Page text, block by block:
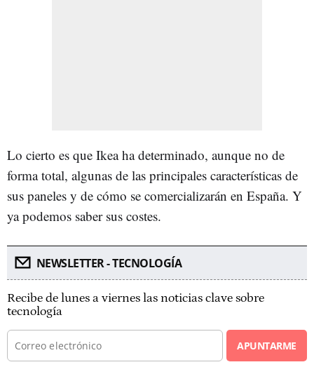
Lo cierto es que Ikea ha determinado, aunque no de
forma total, algunas de las principales características de
sus paneles y de cómo se comercializarán en España. Y
ya podemos saber sus costes.
NEWSLETTER - TECNOLOGÍA
Recibe de lunes a viernes las noticias clave sobre
tecnología
APUNTARME